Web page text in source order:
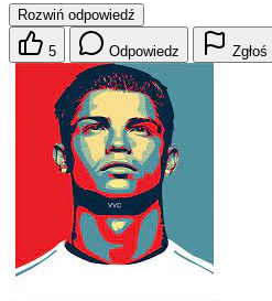
Rozwiń odpowiedź
5 Odpowiedz Zgłoś